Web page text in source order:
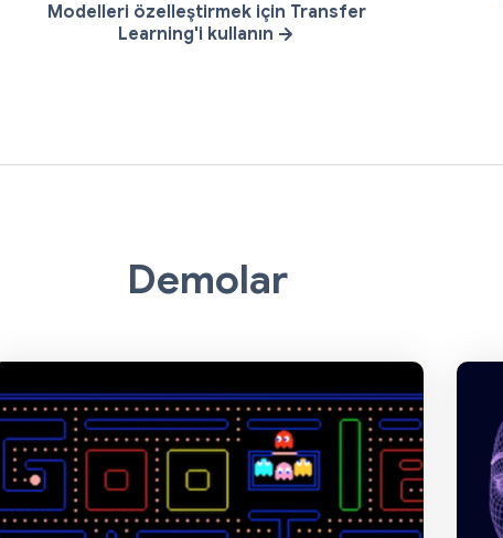
Modelleri özelleştirmek için Transfer
Learning'i kullanın
Demolar